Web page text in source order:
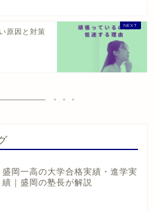
原因と対策
盛岡一高の大学合格実績・進学実
績｜盛岡の塾長が解説